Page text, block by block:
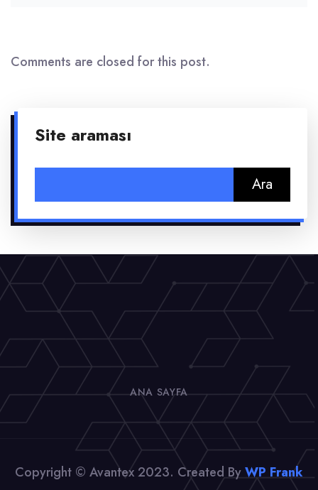
Comments are closed for this post.
Site araması
ANA SAYFA
Copyright © Avantex 2023. Created ByWP Frank